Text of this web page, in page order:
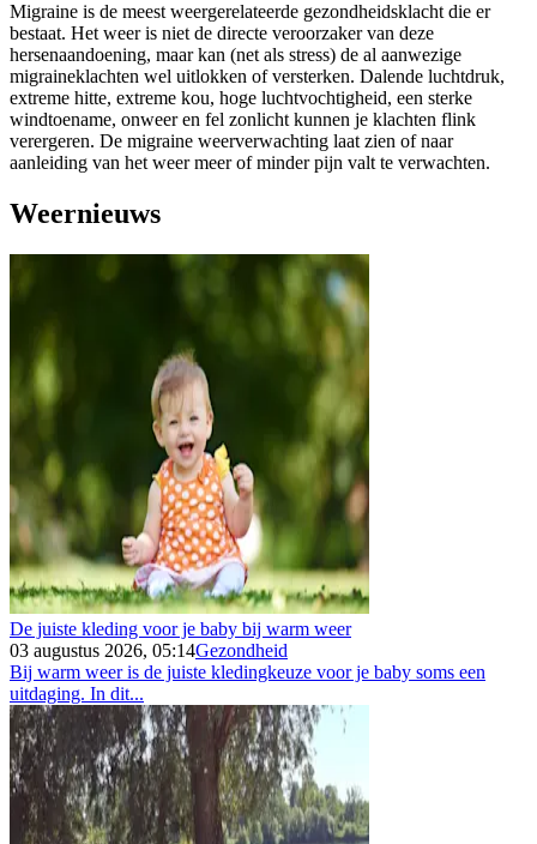
Migraine is de meest weergerelateerde gezondheidsklacht die er
bestaat. Het weer is niet de directe veroorzaker van deze
hersenaandoening, maar kan (net als stress) de al aanwezige
migraineklachten wel uitlokken of versterken. Dalende luchtdruk,
extreme hitte, extreme kou, hoge luchtvochtigheid, een sterke
windtoename, onweer en fel zonlicht kunnen je klachten flink
verergeren. De migraine weerverwachting laat zien of naar
aanleiding van het weer meer of minder pijn valt te verwachten.
Weernieuws
De juiste kleding voor je baby bij warm weer
03 augustus 2026, 05:14Gezondheid
Bij warm weer is de juiste kledingkeuze voor je baby soms een
uitdaging. In dit...